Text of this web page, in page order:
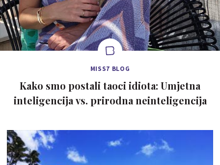
MISS7 BLOG
Kako smo postali taoci idiota: Umjetna
inteligencija vs. prirodna neinteligencija